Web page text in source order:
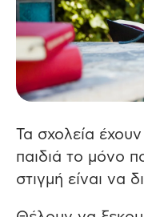
Τα σχολεία έχουν
παιδιά το μόνο
στιγμή είναι να